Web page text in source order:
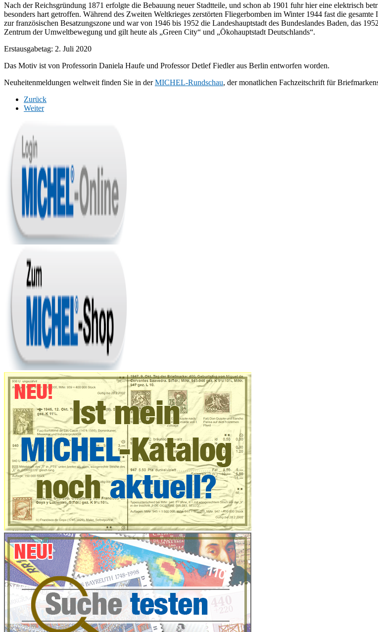
Nach der Reichsgründung 1871 erfolgte die Bebauung neuer Stadtteile, und schon ab 1901 fuhr hier eine elektrisch
besonders hart getroffen. Während des Zweiten Weltkrieges zerstörten Fliegerbomben im Winter 1944 fast die
zur französischen Besatzungszone und war von 1946 bis 1952 die Landeshauptstadt des Bundeslandes Baden, das
Zentrum der Umweltbewegung und gilt heute als „Green City“ und „Ökohauptstadt Deutschlands“.
Erstausgabetag: 2. Juli 2020
Das Motiv ist von Professorin Daniela Haufe und Professor Detlef Fiedler aus Berlin entworfen worden.
Neuheitenmeldungen weltweit finden Sie in derMICHEL-Rundschau, der monatlichen Fachzeitschrift für
Zurück
Weiter